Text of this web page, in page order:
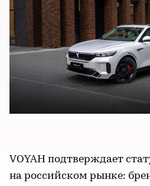
VOYAH подтверждает
на российском рынке: